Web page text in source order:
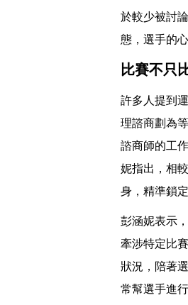
於較少被討
態，選手的
比賽不只
許多人提到
理諮商劃為
諮商師的工
妮指出，相
身，精準鎖
彭涵妮表示
牽涉特定比
狀況，陪著
常幫選手進